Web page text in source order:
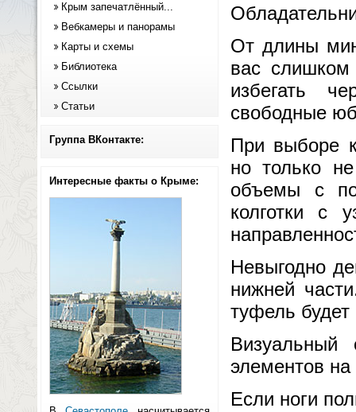
Крым запечатлённый...
Вебкамеры и панорамы
Карты и схемы
Библиотека
Ссылки
Статьи
Группа ВКонтакте:
Интересные факты о Крыме:
От длины
вас
избегать
свободные
При выборе
но только
объемы с
колготки с
Невыгодно
нижней
туфель будет
элементов
Если ноги